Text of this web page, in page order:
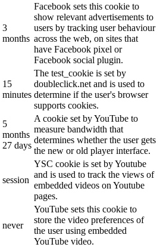
3
months
Facebook sets this cookie to
show relevant advertisements to
users by tracking user behaviour
across the web, on sites that
have Facebook pixel or
Facebook social plugin.
15
minutes
The test_cookie is set by
doubleclick.net and is used to
determine if the user's browser
supports cookies.
5
months
27 days
A cookie set by YouTube to
measure bandwidth that
determines whether the user gets
the new or old player interface.
session
YSC cookie is set by Youtube
and is used to track the views of
embedded videos on Youtube
pages.
never
YouTube sets this cookie to
store the video preferences of
the user using embedded
YouTube video.